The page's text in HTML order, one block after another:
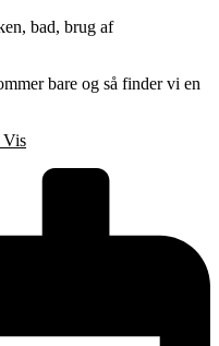
bad, brug af
bare og så finder vi en